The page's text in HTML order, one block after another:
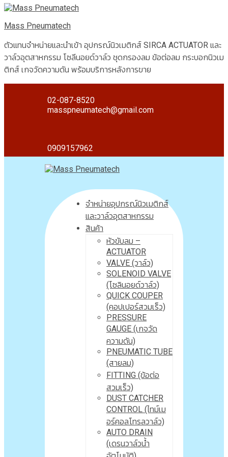
Mass Pneumatech
ตัวแทนจำหน่ายและนำเข้า อุปกรณ์นิวเมติกส์ SIRCA ACTUATOR และ
วาล์วอุตสาหกรรม โซลีนอยด์วาล์ว ชุดกรองลม ข้อต่อลม กระบอกนิวเม
ติกส์ เกจวัดความดัน พร้อมบริการหลังการขาย
02-087-8520
masspneumatech@gmail.com
0909157962
จำหน่ายอุปกรณ์นิวเมติกส์
และวาล์วอุตสาหกรรม
สินค้า
หัวขับลม –
ACTUATOR
VALVE (วาล์ว)
SOLENOID VALVE
(โซลินอยด์วาล์ว)
QUICK COUPER
(คอปเปอร์สวมเร็ว)
PRESSURE
GAUGE (เกจวัด
ความดัน)
PNEUMATIC TUBE
(สายลม)
FITTING (ข้อต่อ
สวมเร็ว)
DUST CATCHER
CONTROL (ไทม์เม
อร์คอลโทรลวาล์ว)
AUTO DRAIN
(เดรนวาล์วน้ำ